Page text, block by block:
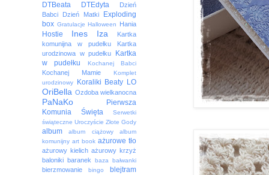
DTBeata DTEdyta
Dzień
Babci
Dzień Matki
Exploding
box Gratulacje Halloween Hania
Hostie Ines Iza
Kartka
komunijna w pudełku
Kartka
urodzinowa w pudełku
Kartka
w pudełku
Kochanej Babci
Kochanej Mamie
Komplet
urodzinowy
Koraliki Beaty LO
OriBella Ozdoba wielkanocna
PaNaKo
Pierwsza
Komunia Święta
Serwetki
świąteczne Uroczyście Złote Gody
album album ciążowy
album
komunijny art book ażurowe tło
ażurowy kielich ażurowy krzyż
baloniki baranek baza bałwanki
bierzmowanie bingo blejtram